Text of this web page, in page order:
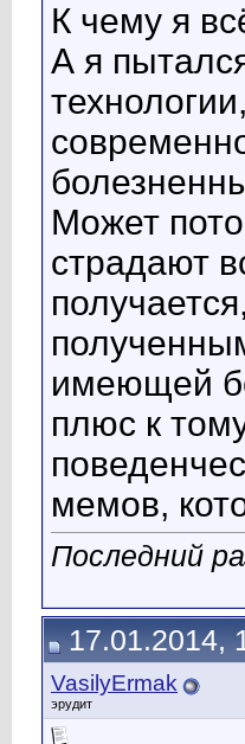
К чему я
А я
Может
страдают
имеющей
плюс к
мемов,
Последний
17.01.2014,
VasilyErmak
эрудит